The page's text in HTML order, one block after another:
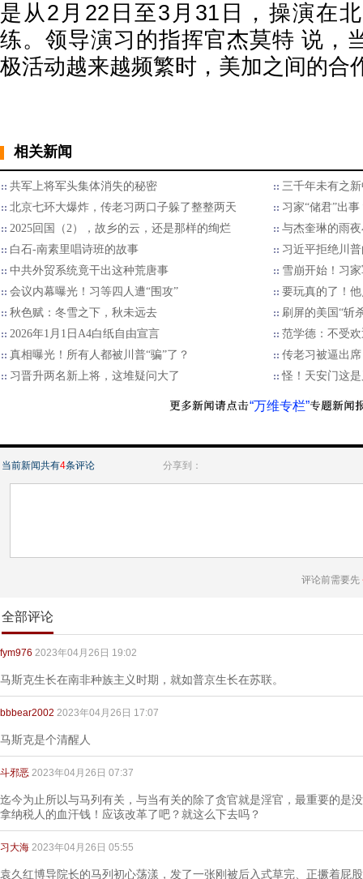
是从2月22日至3月31日，操演在
练。领导演习的指挥官杰莫特 说，
极活动越来越频繁时，美加之间的合
相关新闻
共军上将军头集体消失的秘密
三千年未有之
北京七环大爆炸，传老习两口子躲了整整两天
习家“储君”出
2025回国（2），故乡的云，还是那样的绚烂
与杰奎琳的雨
白石-南素里唱诗班的故事
习近平拒绝川普
中共外贸系统竟干出这种荒唐事
雪崩开始！习
会议内幕曝光！习等四人遭“围攻”
要玩真的了！
秋色赋：冬雪之下，秋未远去
刷屏的美国“斩
2026年1月1日A4白纸自由宣言
范学德：不受
真相曝光！所有人都被川普“骗”了？
传老习被逼出
习晋升两名新上将，这堆疑问大了
怪！天安门这
“万维专栏”
当前新闻共有4条评论 分享到：
评论前需要先
全部评论
fym976 2023年04月26日 19:02
马斯克生长在南非种族主义时期，就如普京生长在苏联。
bbbear2002 2023年04月26日 17:07
马斯克是个清醒人
斗邪恶 2023年04月26日 07:37
迄今为止所以与马列有关，与当有关的除了贪官就是淫官，最重要的是
拿纳税人的血汗钱！应该改革了吧？就这么下去吗？
习大海 2023年04月26日 05:55
袁久红博导院长的马列初心荡漾，发了一张刚被后入式草完、正撅着屁